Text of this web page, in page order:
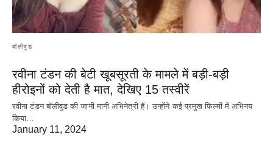
बॉलीवुड
रवीना टंडन की बेटी खूबसूरती के मामले में बड़ी-बड़ी
हीरोइनों को देती है मात, देखिए 15 तस्वीरें
रवीना टंडन बॉलीवुड की जानी मानी अभिनेत्री हैं। उन्होंने कई प्रमुख फिल्मों में अभिनय
किया…
January 11, 2024